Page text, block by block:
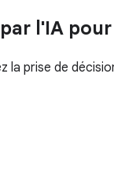
l'IA
la prise de